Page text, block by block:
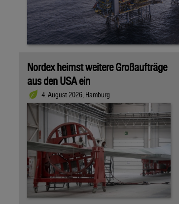
Nordex heimst weitere Großaufträge
aus den USA ein
4. August 2026, Hamburg